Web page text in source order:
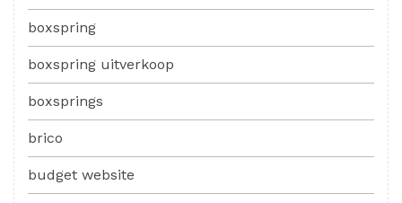
boxspring
boxspring uitverkoop
boxsprings
brico
budget website